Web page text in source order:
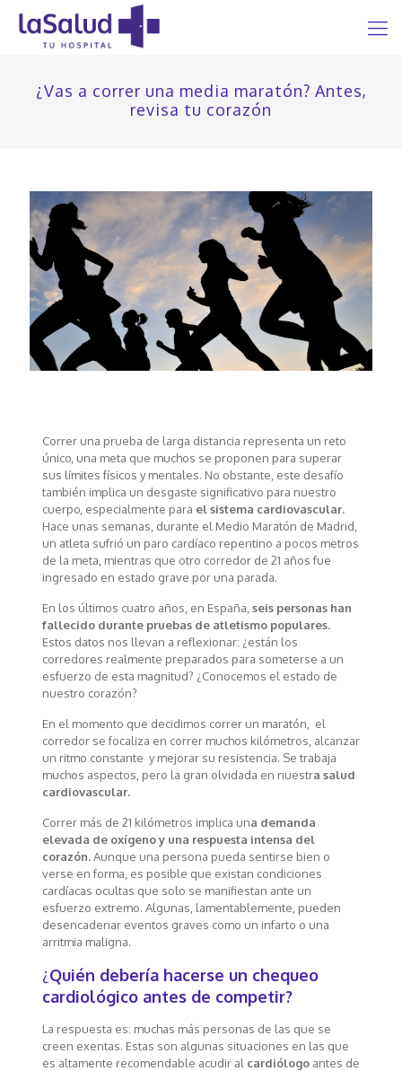
¿Vas a correr una media maratón? Antes,
revisa tu corazón
Correr una prueba de larga distancia representa un reto
único, una meta que muchos se proponen para superar
sus límites físicos y mentales. No obstante, este desafío
también implica un desgaste significativo para nuestro
cuerpo, especialmente para el sistema cardiovascular.
Hace unas semanas, durante el Medio Maratón de Madrid,
un atleta sufrió un paro cardíaco repentino a pocos metros
de la meta, mientras que otro corredor de 21 años fue
ingresado en estado grave por una parada.
En los últimos cuatro años, en España, seis personas han
fallecido durante pruebas de atletismo populares.
Estos datos nos llevan a reflexionar: ¿están los
corredores realmente preparados para someterse a un
esfuerzo de esta magnitud? ¿Conocemos el estado de
nuestro corazón?
En el momento que decidimos correr un maratón, el
corredor se focaliza en correr muchos kilómetros, alcanzar
un ritmo constante y mejorar su resistencia. Se trabaja
muchos aspectos, pero la gran olvidada en nuestra salud
cardiovascular.
Correr más de 21 kilómetros implica una demanda
elevada de oxígeno y una respuesta intensa del
corazón.Aunque una persona pueda sentirse bien o
verse en forma, es posible que existan condiciones
cardíacas ocultas que solo se manifiestan ante un
esfuerzo extremo. Algunas, lamentablemente, pueden
desencadenar eventos graves como un infarto o una
arritmia maligna.
¿Quién debería hacerse un chequeo
cardiológico antes de competir?
La respuesta es: muchas más personas de las que se
creen exentas. Estas son algunas situaciones en las que
es altamente recomendable acudir al cardiólogoantes de